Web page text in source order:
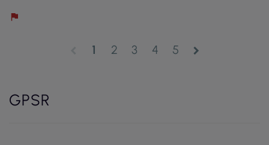
1 2 3 4 5 chevron_right
GPSR